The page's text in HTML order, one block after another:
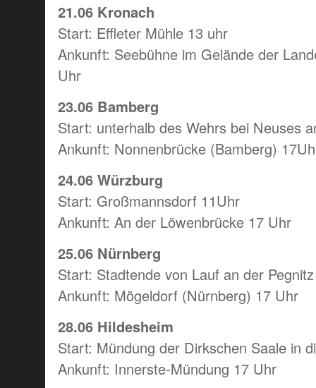
21.06 Kronach
Start: Effleter Mühle 13 uhr
Ankunft: Seebühne im Gelände der
Uhr
23.06 Bamberg
Start: unterhalb des Wehrs bei Neuses
Ankunft: Nonnenbrücke (Bamberg)
24.06 Würzburg
Start: Großmannsdorf 11Uhr
Ankunft: An der Löwenbrücke 17 Uhr
25.06 Nürnberg
Start: Stadtende von Lauf an der
Ankunft: Mögeldorf (Nürnberg) 17 Uhr
28.06 Hildesheim
Start: Mündung der Dirkschen Saale in
Ankunft: Innerste-Mündung 17 Uhr